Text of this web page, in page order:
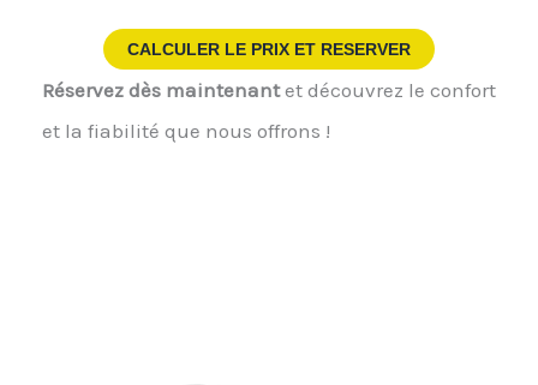
CALCULER LE PRIX ET RESERVER
Réservez dès maintenantet découvrez le confort
et la fiabilité que nous offrons !